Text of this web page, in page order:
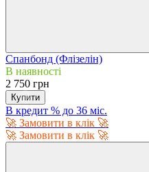
Спанбонд (Флізелін)
В наявності
2 750 грн
Купити
В кредит % до 36 міс.
🚀 Замовити в клік 🚀
🚀 Замовити в клік 🚀